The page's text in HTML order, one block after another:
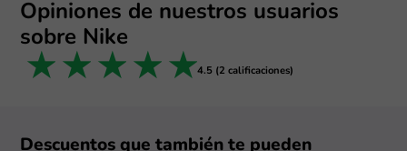
Opiniones de nuestros usuarios
sobre Nike
5 stars
4 stars
3 stars
2 stars
1 star 4.5 (2 calificaciones)
Descuentos que también te pueden